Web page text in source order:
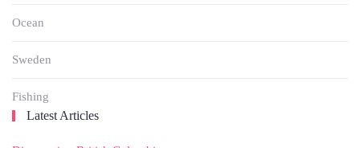
Ocean
Sweden
Fishing
Latest Articles